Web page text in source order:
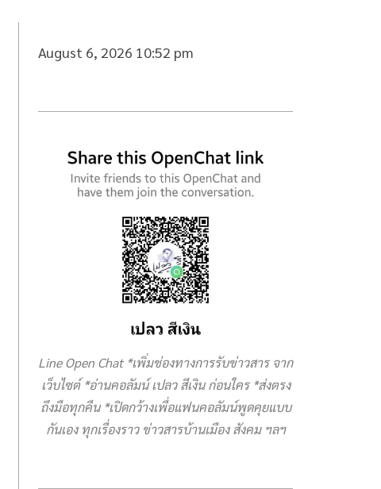
August 6, 2026 10:52 pm
Line Open Chat *เพิ่มช่องทางการรับข่าวสาร จาก
เว็บไซต์ *อ่านคอลัมน์ เปลว สีเงิน ก่อนใคร *ส่งตรง
ถึงมือทุกคืน *เปิดกว้างเพื่อแฟนคอลัมน์พูดคุยแบบ
กันเอง ทุกเรื่องราว ข่าวสารบ้านเมือง สังคม ฯลฯ